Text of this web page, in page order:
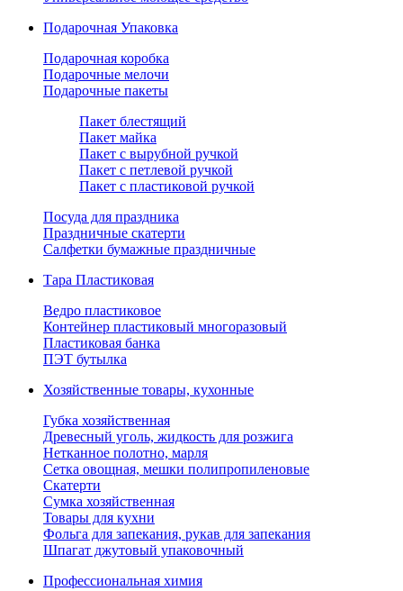
Подарочная Упаковка
Подарочная коробка
Подарочные мелочи
Подарочные пакеты
Пакет блестящий
Пакет майка
Пакет с вырубной ручкой
Пакет с петлевой ручкой
Пакет с пластиковой ручкой
Посуда для праздника
Праздничные скатерти
Салфетки бумажные праздничные
Тара Пластиковая
Ведро пластиковое
Контейнер пластиковый многоразовый
Пластиковая банка
ПЭТ бутылка
Хозяйственные товары, кухонные
Губка хозяйственная
Древесный уголь, жидкость для розжига
Нетканное полотно, марля
Сетка овощная, мешки полипропиленовые
Скатерти
Сумка хозяйственная
Товары для кухни
Фольга для запекания, рукав для запекания
Шпагат джутовый упаковочный
Профессиональная химия